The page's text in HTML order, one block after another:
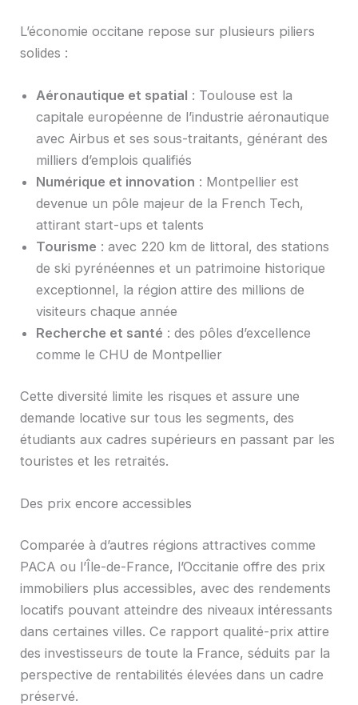
L’économie occitane repose sur plusieurs piliers
solides :
Aéronautique et spatial : Toulouse est la
capitale européenne de l’industrie aéronautique
avec Airbus et ses sous-traitants, générant des
milliers d’emplois qualifiés
Numérique et innovation : Montpellier est
devenue un pôle majeur de la French Tech,
attirant start-ups et talents
Tourisme : avec 220 km de littoral, des stations
de ski pyrénéennes et un patrimoine historique
exceptionnel, la région attire des millions de
visiteurs chaque année
Recherche et santé : des pôles d’excellence
comme le CHU de Montpellier
Cette diversité limite les risques et assure une
demande locative sur tous les segments, des
étudiants aux cadres supérieurs en passant par les
touristes et les retraités.
Des prix encore accessibles
Comparée à d’autres régions attractives comme
PACA ou l’Île-de-France, l’Occitanie offre des prix
immobiliers plus accessibles, avec des rendements
locatifs pouvant atteindre des niveaux intéressants
dans certaines villes. Ce rapport qualité-prix attire
des investisseurs de toute la France, séduits par la
perspective de rentabilités élevées dans un cadre
préservé.